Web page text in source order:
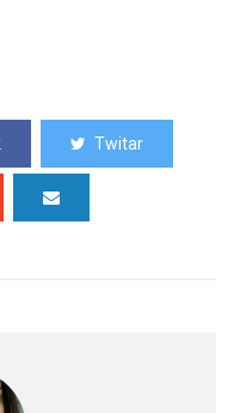
Twitar